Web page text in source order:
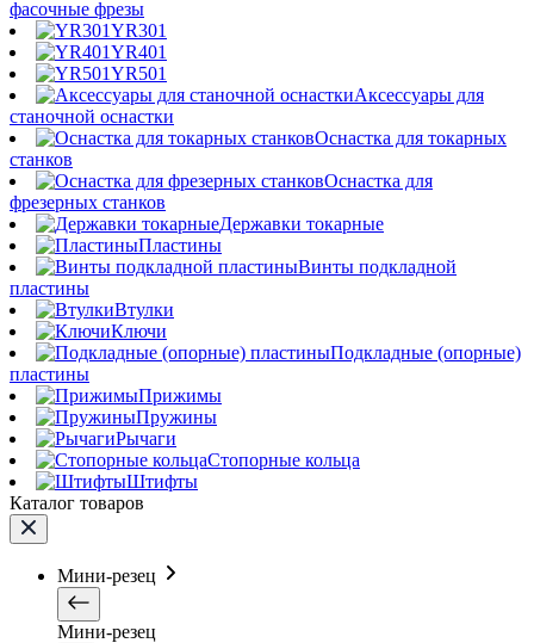
фасочные фрезы
YR301
YR401
YR501
Аксессуары для
станочной оснастки
Оснастка для токарных
станков
Оснастка для
фрезерных станков
Державки токарные
Пластины
Винты подкладной
пластины
Втулки
Ключи
Подкладные (опорные)
пластины
Прижимы
Пружины
Рычаги
Стопорные кольца
Штифты
Каталог товаров
Мини-резец
Мини-резец